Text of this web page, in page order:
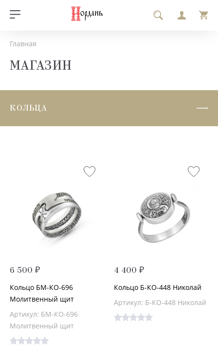
Главная
МАГАЗИН
КОЛЬЦА
6 500 ₽
Кольцо БМ-КО-696
Молитвенный щит
Артикул: БМ-КО-696
Молитвенный щит
4 400 ₽
Кольцо Б-КО-448 Николай
Артикул: Б-КО-448 Николай